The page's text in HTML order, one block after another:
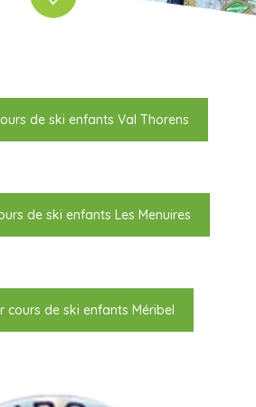
de ski enfants Val Thorens
de ski enfants Les Menuires
cours de ski enfants Méribel